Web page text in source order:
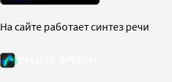
На сайте работает синтез речи